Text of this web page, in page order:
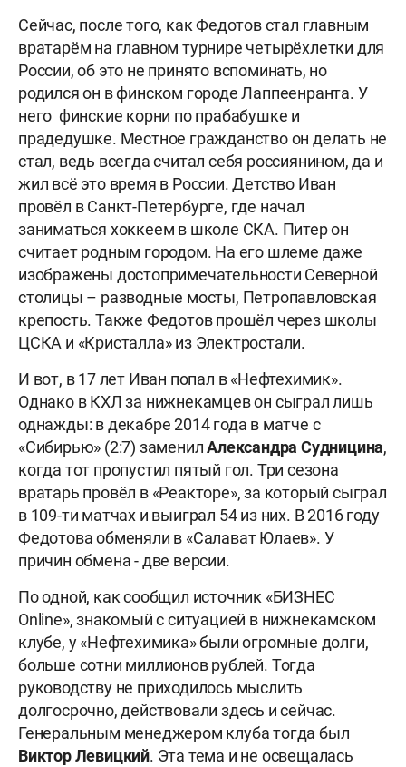
Сейчас, после того, как Федотов стал главным
вратарём на главном турнире четырёхлетки для
России, об это не принято вспоминать, но
родился он в финском городе Лаппеенранта. У
него финские корни по прабабушке и
прадедушке. Местное гражданство он делать не
стал, ведь всегда считал себя россиянином, да и
жил всё это время в России. Детство Иван
провёл в Санкт-Петербурге, где начал
заниматься хоккеем в школе СКА. Питер он
считает родным городом. На его шлеме даже
изображены достопримечательности Северной
столицы – разводные мосты, Петропавловская
крепость. Также Федотов прошёл через школы
ЦСКА и «Кристалла» из Электростали.
И вот, в 17 лет Иван попал в «Нефтехимик».
Однако в КХЛ за нижнекамцев он сыграл лишь
однажды: в декабре 2014 года в матче с
«Сибирью» (2:7) заменилАлександра Судницина,
когда тот пропустил пятый гол. Три сезона
вратарь провёл в «Реакторе», за который сыграл
в 109-ти матчах и выиграл 54 из них. В 2016 году
Федотова обменяли в «Салават Юлаев». У
причин обмена - две версии.
По одной, как сообщил источник «БИЗНЕС
Online», знакомый с ситуацией в нижнекамском
клубе, у «Нефтехимика» были огромные долги,
больше сотни миллионов рублей. Тогда
руководству не приходилось мыслить
долгосрочно, действовали здесь и сейчас.
Генеральным менеджером клуба тогда был
Виктор Левицкий. Эта тема и не освещалась